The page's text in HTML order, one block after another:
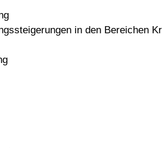
in den Bereichen